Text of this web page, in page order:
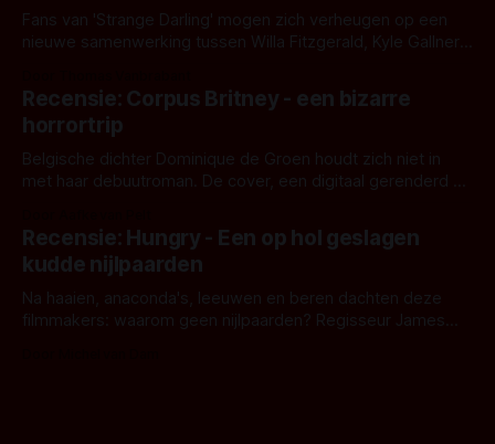
Fans van 'Strange Darling' mogen zich verheugen op een
nieuwe samenwerking tussen Willa Fitzgerald, Kyle Gallner
'Skeletons', een nieuwe creature feature waarvoor de
opnames zijn gestart in Australië.
Recensie: Corpus Britney - een bizarre
horrortrip
Belgische dichter Dominique de Groen houdt zich niet in
met haar debuutroman. De cover, een digitaal gerenderd en
achtergrond, belooft iets kleurrijks maar onheilspellends,
iets ongrijpbaars. En dat maakt De Groen met ieder woord
waar.
Recensie: Hungry - Een op hol geslagen
kudde nijlpaarden
Na haaien, anaconda's, leeuwen en beren dachten deze
filmmakers: waarom geen nijlpaarden? Regisseur James